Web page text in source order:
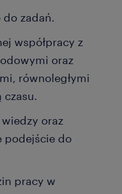
zadań.
współpracy z
oraz
równoległymi
czasu.
oraz
podejście do
pracy w